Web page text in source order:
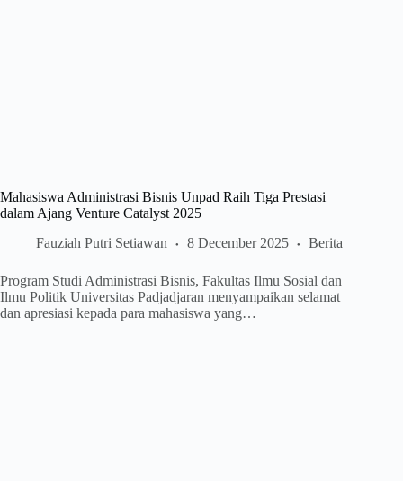
Mahasiswa Administrasi Bisnis Unpad Raih Tiga Prestasi
dalam Ajang Venture Catalyst 2025
Fauziah Putri Setiawan
8 December 2025 Berita
Program Studi Administrasi Bisnis, Fakultas Ilmu Sosial dan
Ilmu Politik Universitas Padjadjaran menyampaikan selamat
dan apresiasi kepada para mahasiswa yang…